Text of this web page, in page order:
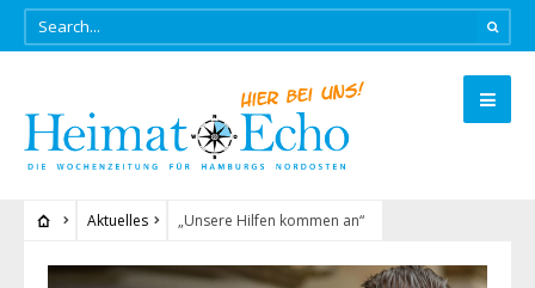
Aktuelles „Unsere Hilfen kommen an“